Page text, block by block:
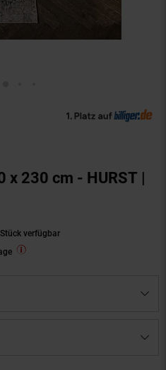
x 230 cm - HURST |
verfügbar